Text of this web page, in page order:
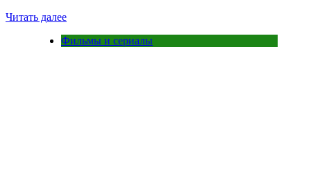
Читать далее
Фильмы и сериалы